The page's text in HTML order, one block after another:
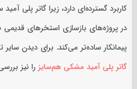
در پروژه‌های بازسازی استخرهای
پیمانکار ساده‌تر می‌کند. برای دیدن
گاتر پلی آمید مشکی هم‌سایزرا نیز